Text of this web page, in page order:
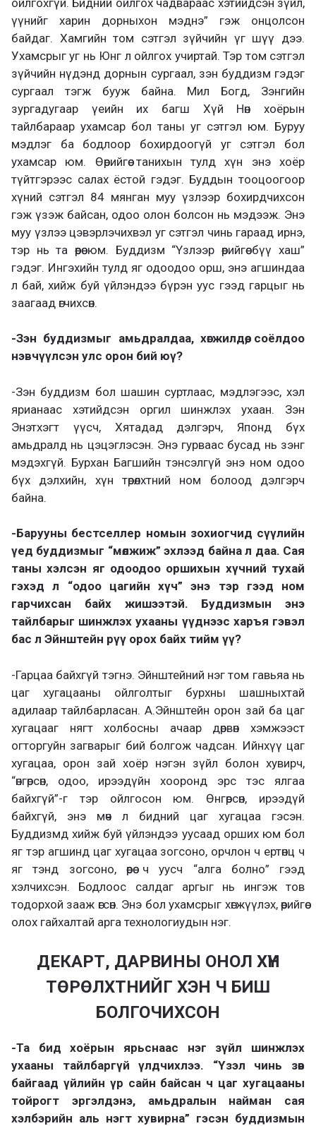
үүнийг харин дорныхон мэднэ” гэж онцолсон
байдаг. Хамгийн том сэтгэл зүйчийн үг шүү дээ.
Ухамсрыг уг нь Юнг л ойлгох учиртай. Тэр том сэтгэл
зүйчийн нүдэнд дорнын сургаал, зэн буддизм гэдэг
сургаал тэгж бууж байна. Мил Богд, Зэнгийн
зургадугаар үеийн их багш Хүй Нөн хоёрын
тайлбараар ухамсар бол таны уг сэтгэл юм. Буруу
мэдлэг ба бодлоор бохирдоогүй уг сэтгэл бол
ухамсар юм. Өөрийгөө танихын тулд хүн энэ хоёр
түйтгэрээс салах ёстой гэдэг. Буддын тооцоогоор
хүний сэтгэл 84 мянган муу үзлээр бохирдчихсон
гэж үзэж байсан, одоо олон болсон нь мэдээж. Энэ
муу үзлээ цэвэрлэчихвэл уг сэтгэл чинь гараад ирнэ,
тэр нь та өөрөө юм. Буддизм “Үзлээр өөрийгөө бүү хаш”
гэдэг. Ингэхийн тулд яг одоодоо орш, энэ агшиндаа
л бай, хийж буй үйлэндээ бүрэн уус гээд гарцыг нь
заагаад өгчихсөн.
-Зэн буддизмыг амьдралдаа, хөгжилдөө, соёлдоо
нэвчүүлсэн улс орон бий юү?
-Зэн буддизм бол шашин суртлаас, мэдлэгээс, хэл
ярианаас хэтийдсэн оргил шинжлэх ухаан. Зэн
Энэтхэгт үүсч, Хятадад дэлгэрч, Японд бүх
амьдралд нь цэцэглэсэн. Энэ гурваас бусад нь зэнг
мэдэхгүй. Бурхан Багшийн тэнсэлгүй энэ ном одоо
бүх дэлхийн, хүн төрөлхтний ном болоод дэлгэрч
байна.
-Барууны бестселлер номын зохиогчид сүүлийн
үед буддизмыг “мөлжиж” эхлээд байна л даа. Сая
таны хэлсэн яг одоодоо оршихын хүчний тухай
гэхэд л “одоо цагийн хүч” энэ тэр гээд ном
гарчихсан байх жишээтэй. Буддизмын энэ
тайлбарыг шинжлэх ухааны үүднээс харъя гэвэл
бас л Эйнштейн рүү орох байх тийм үү?
-Гарцаа байхгүй тэгнэ. Эйнштейний нэг том гавьяа нь
цаг хугацааны ойлголтыг бурхны шашныхтай
адилаар тайлбарласан. А.Эйнштейн орон зай ба цаг
хугацааг нягт холбосны ачаар дөрвөн хэмжээст
огторгуйн загварыг бий болгож чадсан. Ийнхүү цаг
хугацаа, орон зай хоёр нэгэн зүйл болон хувирч,
“өнгөрсөн, одоо, ирээдүйн хооронд эрс тэс ялгаа
байхгүй”-г тэр ойлгосон юм. Өнгөрсөн, ирээдүй
байхгүй, энэ мөч л бидний цаг хугацаа гэсэн.
Буддизмд хийж буй үйлэндээ уусаад орших юм бол
яг тэр агшинд цаг хугацаа зогсоно, орчлон ч ертөнц ч
яг тэнд зогсоно, өөрөө ч уусч “алга болно” гээд
хэлчихсэн. Бодлоос салдаг аргыг нь ингэж тов
тодорхой зааж өгсөн. Энэ бол ухамсрыг хөгжүүлэх, өөрийгөө
олох гайхалтай арга технологиудын нэг.
ДЕКАРТ, ДАРВИНЫ ОНОЛ ХҮН
ТӨРӨЛХТНИЙГ ХЭН Ч БИШ
БОЛГОЧИХСОН
-Та бид хоёрын ярьснаас нэг зүйл шинжлэх
ухааны тайлбаргүй үлдчихлээ. “Үзэл чинь зөв
байгаад үйлийн үр сайн байсан ч цаг хугацааны
тойрогт эргэлдэнэ, амьдралын найман сая
хэлбэрийн аль нэгт хувирна” гэсэн буддизмын